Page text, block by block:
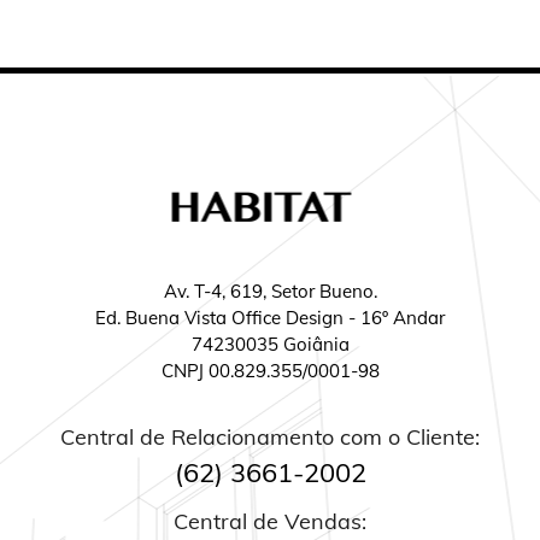
Av. T-4, 619, Setor Bueno.
Ed. Buena Vista Office Design - 16º Andar
74230035 Goiânia
CNPJ 00.829.355/0001-98
Central de Relacionamento com o Cliente:
(62) 3661-2002
Central de Vendas: